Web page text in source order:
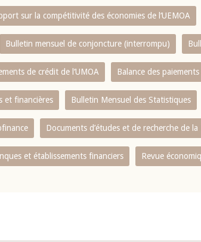
sur la compétitivité des économies de l‘UEMOA
Bulletin mensuel de conjoncture (interrompu)
de crédit de l‘UMOA Balance des paiements
et financières Bulletin Mensuel des Statistiques
Documents d’études et de recherche de la
et établissements financiers Revue